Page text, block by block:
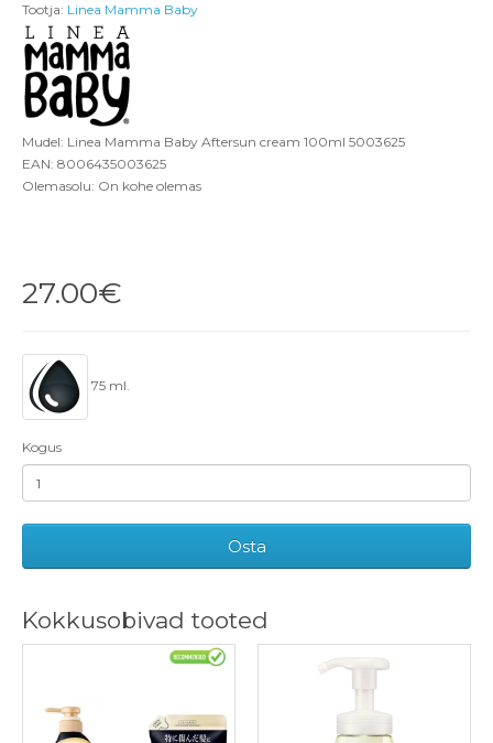
Tootja: Linea Mamma Baby
Mudel: Linea Mamma Baby Aftersun cream 100ml 5003625
EAN: 8006435003625
Olemasolu: On kohe olemas
27.00€
75 ml.
Kogus
Osta
Kokkusobivad tooted